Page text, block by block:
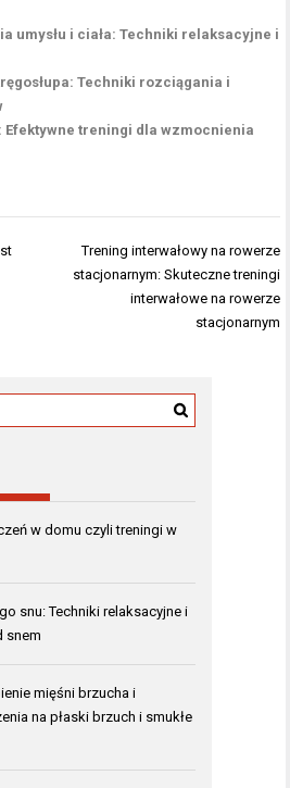
umysłu i ciała: Techniki relaksacyjne i
Techniki rozciągania i
Efektywne treningi dla wzmocnienia
Trening interwałowy na rowerze
stacjonarnym: Skuteczne treningi
interwałowe na rowerze
stacjonarnym
w domu czyli treningi w
snu: Techniki relaksacyjne i
snem
mięśni brzucha i
na płaski brzuch i smukłe